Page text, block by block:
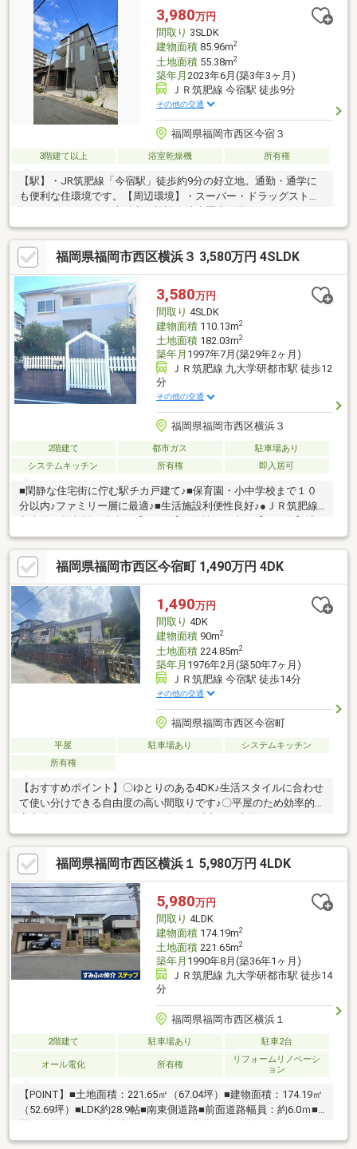
市内含め全物件をご案内します☆3,980万円
間取り 3SLDK
建物面積85.96m2
土地面積55.38m2
築年月 2023年6月(築3年3ヶ月)
ＪＲ筑肥線 今宿駅 徒歩9分
その他の交通
福岡県福岡市西区今宿３
3階建て以上 浴室乾燥機 所有権
【駅】・JR筑肥線「今宿駅」徒歩約9分の好立地。通勤・通学に
も便利な住環境です。【周辺環境】・スーパー・ドラッグスト
のお買い物にも便利です。【学校】・小学校・中学校も徒歩圏内
のため、お子様の通学も安心できる子育て世帯に嬉しい住環境で
す。【外観】・スタイリッシュで落ち着きのある外観デザインが
魅力です。【室内】・約17帖のLDKを採用。対面式キッチンのた
め、お料理をしながらお子様の様子も確認できます。・購入時に2
階フロアコーティング施工済み、浴室コーティング施工済みのた
め、室内状態も良好に保たれております。
福岡県福岡市西区横浜３ 3,580万円 4SLDK
3,580万円
間取り 4SLDK
建物面積110.13m2
土地面積182.03m2
築年月 1997年7月(築29年2ヶ月)
ＪＲ筑肥線 九大学研都市駅 徒歩12
分
その他の交通
福岡県福岡市西区横浜３
2階建て 都市ガス
駐車場あり
システムキッチン
所有権 即入居可
■閑静な住宅街に佇む駅チカ戸建て♪■保育園・小中学校まで１０
分以内♪ファミリー層に最適♪■生活施設利便性良好♪●ＪＲ筑肥線
多まで車で【２６分】●スーパー【マルショク 今宿店】車で
【３分】●※【玄洋小学校】 ※【玄洋中学校】●借入金額【３５８
０万円】金利【０．９７５％】返済期間【３５年】※月々返済
【１００，６４１円】返済期間【５０年】※月々返済【７５，４
１１円】●住宅ローン●資金計画●税金関係●購入の流れを全て分か
りやすくご説明いたします。
福岡県福岡市西区今宿町 1,490万円 4DK
1,490万円
間取り 4DK
建物面積90m2
土地面積224.85m2
築年月 1976年2月(築50年7ヶ月)
ＪＲ筑肥線 今宿駅 徒歩14分
その他の交通
福岡県福岡市西区今宿町
平屋 駐車場あり
システムキッチン
所有権
【おすすめポイント】〇ゆとりのある4DK♪生活スタイルに合わせ
て使い分けできる自由度の高い間取りです♪〇平屋のため効率的な
グやお子さまの遊び場などいろんな使い方が出来ます！〇日当た
り・通風良好です！○資金計画・リフォーム・お引渡し条件等の
ご相談も可能です！お気軽にご相談ください！【周辺環境】〇JR
筑肥線「今宿」駅まで徒歩約14分〇今宿小学校まで徒歩約8分〇
玄洋中学校まで徒歩約32分〇大塚第2保育園まで徒歩約10分〇ル
ミエール今宿店まで徒歩約7分〇ローソン福岡今宿大塚店まで徒歩
約6分
福岡県福岡市西区横浜１ 5,980万円 4LDK
5,980万円
間取り 4LDK
建物面積174.19m2
土地面積221.65m2
築年月 1990年8月(築36年1ヶ月)
ＪＲ筑肥線 九大学研都市駅 徒歩14
分
福岡県福岡市西区横浜１
2階建て 駐車場あり 駐車2台
オール電化 所有権
リフォームリノベーシ
ョン
【POINT】■土地面積：221.65㎡（67.04坪）■建物面積：174.19㎡
（52.69坪）■LDK約28.9帖■南東側道路■前面道路幅員：約6.0ｍ■